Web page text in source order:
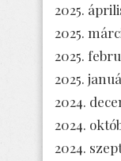
2025.
2025.
2025.
2025.
2024.
2024.
2024.